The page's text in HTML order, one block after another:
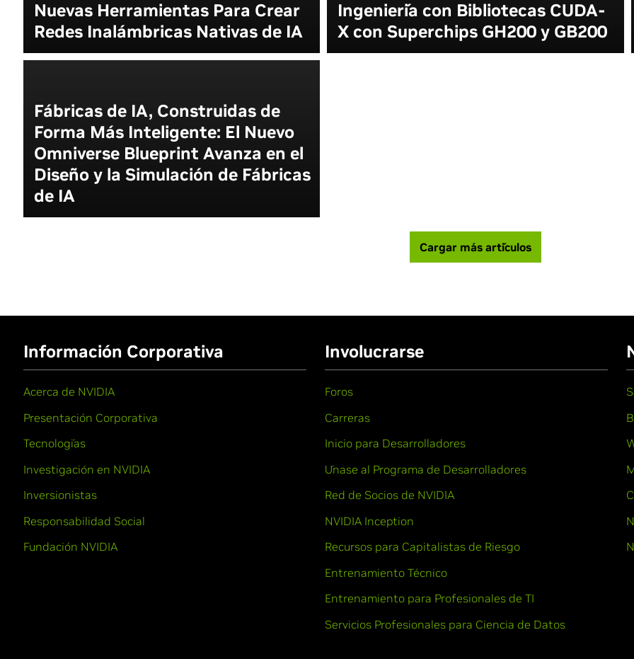
Nuevas Herramientas Para Crear
Redes Inalámbricas Nativas de IA
Ingeniería con Bibliotecas CUDA-
X con Superchips GH200 y GB200
Fábricas de IA, Construidas de
Forma Más Inteligente: El Nuevo
Omniverse Blueprint Avanza en el
Diseño y la Simulación de Fábricas
de IA
Cargar más artículos
Información Corporativa
Acerca de NVIDIA
Presentación Corporativa
Tecnologías
Investigación en NVIDIA
Inversionistas
Responsabilidad Social
Fundación NVIDIA
Involucrarse
Foros
Carreras
Inicio para Desarrolladores
Únase al Programa de Desarrolladores
Red de Socios de NVIDIA
NVIDIA Inception
Recursos para Capitalistas de Riesgo
Entrenamiento Técnico
Entrenamiento para Profesionales de TI
Servicios Profesionales para Ciencia de Datos